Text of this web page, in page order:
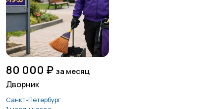
80 000 ₽ за месяц
Дворник
Санкт-Петербург